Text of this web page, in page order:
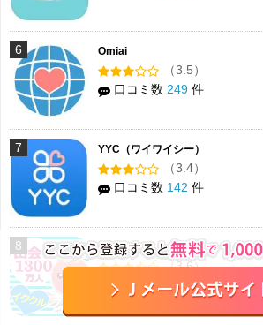
6 Omiai
（3.5）
口コミ数 249 件
7 YYC（ワイワイシー）
（3.4）
口コミ数 142 件
8 イククル
（3.6）
口コミ数220件